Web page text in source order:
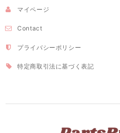
マイページ
Contact
プライバシーポリシー
特定商取引法に基づく表記